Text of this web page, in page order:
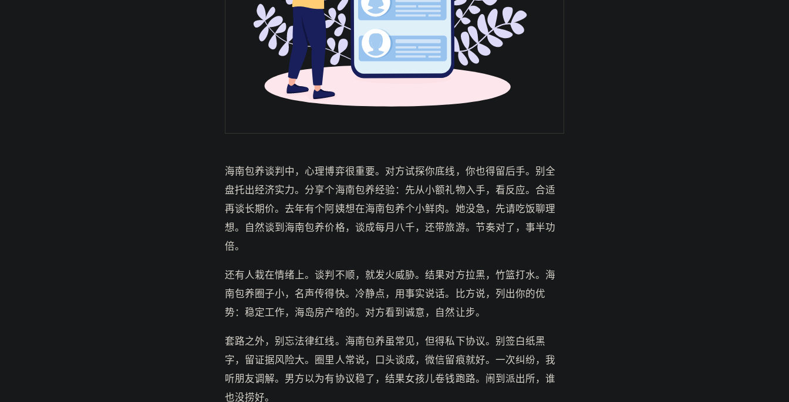
海南包养谈判中，心理博弈很重要。对方试探你底线，你也得留后手。别全
盘托出经济实力。分享个海南包养经验：先从小额礼物入手，看反应。合适
再谈长期价。去年有个阿姨想在海南包养个小鲜肉。她没急，先请吃饭聊理
想。自然谈到海南包养价格，谈成每月八千，还带旅游。节奏对了，事半功
倍。
还有人栽在情绪上。谈判不顺，就发火威胁。结果对方拉黑，竹篮打水。海
南包养圈子小，名声传得快。冷静点，用事实说话。比方说，列出你的优
势：稳定工作，海岛房产啥的。对方看到诚意，自然让步。
套路之外，别忘法律红线。海南包养虽常见，但得私下协议。别签白纸黑
字，留证据风险大。圈里人常说，口头谈成，微信留痕就好。一次纠纷，我
听朋友调解。男方以为有协议稳了，结果女孩儿卷钱跑路。闹到派出所，谁
也没捞好。